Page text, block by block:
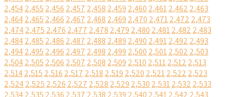
2,4542,455 2,456 2,457 2,458 2,459 2,460 2,4612,462 2,463
2,4642,465 2,466 2,467 2,468 2,469 2,470 2,4712,472 2,473
2,4742,475 2,476 2,477 2,478 2,479 2,480 2,4812,482 2,483
2,4842,485 2,486 2,487 2,488 2,489 2,490 2,4912,492 2,493
2,4942,495 2,496 2,497 2,498 2,499 2,500 2,5012,502 2,503
2,5042,505 2,506 2,507 2,508 2,509 2,510 2,5112,512 2,513
2,5142,515 2,516 2,517 2,518 2,519 2,520 2,5212,522 2,523
2,5242,525 2,526 2,527 2,528 2,529 2,530 2,5312,532 2,533